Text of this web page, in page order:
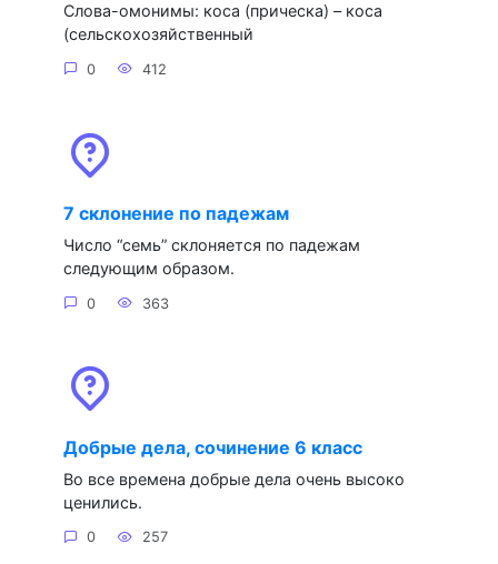
Слова-омонимы: коса (прическа) – коса
(сельскохозяйственный
0 412
7 склонение по падежам
Число “семь” склоняется по падежам
следующим образом.
0 363
Добрые дела, сочинение 6 класс
Во все времена добрые дела очень высоко
ценились.
0 257